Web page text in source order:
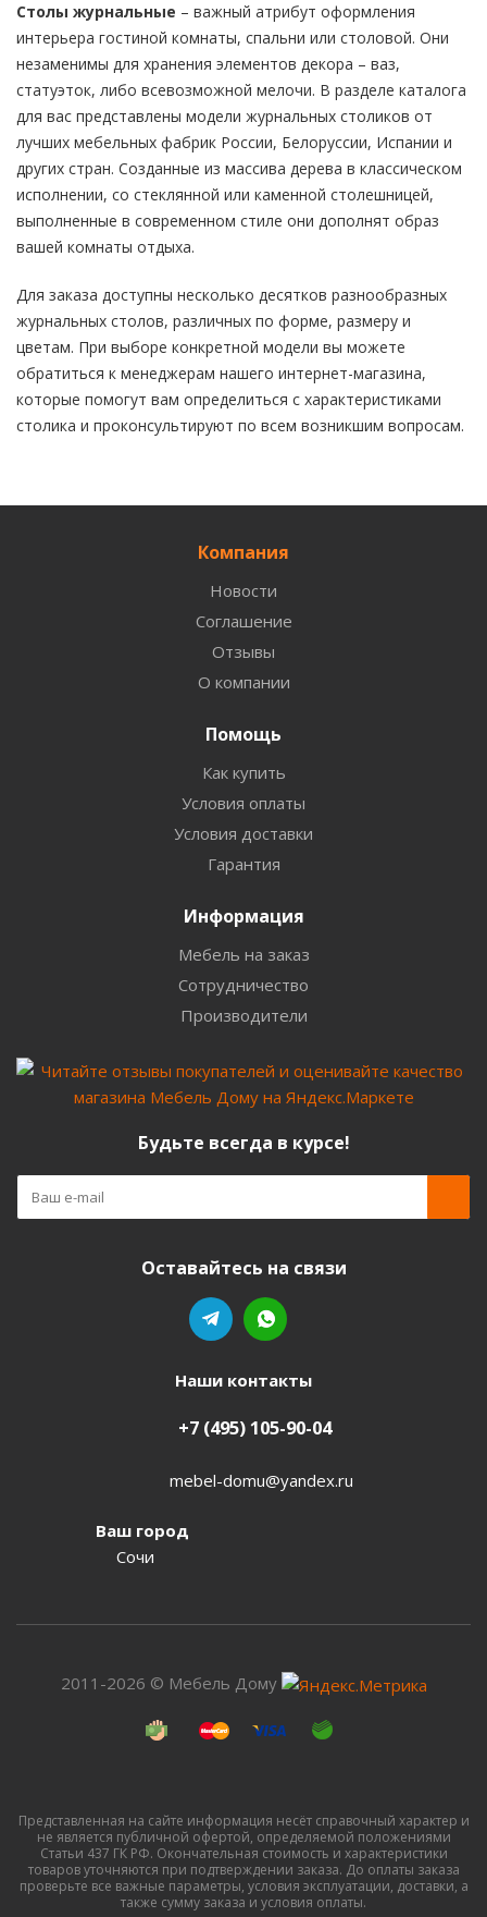
Столы журнальные – важный атрибут оформления
интерьера гостиной комнаты, спальни или столовой. Они
незаменимы для хранения элементов декора – ваз,
статуэток, либо всевозможной мелочи. В разделе каталога
для вас представлены модели журнальных столиков от
лучших мебельных фабрик России, Белоруссии, Испании и
других стран. Созданные из массива дерева в классическом
исполнении, со стеклянной или каменной столешницей,
выполненные в современном стиле они дополнят образ
вашей комнаты отдыха.
Для заказа доступны несколько десятков разнообразных
журнальных столов, различных по форме, размеру и
цветам. При выборе конкретной модели вы можете
обратиться к менеджерам нашего интернет-магазина,
которые помогут вам определиться с характеристиками
столика и проконсультируют по всем возникшим вопросам.
Компания
Новости
Соглашение
Отзывы
О компании
Помощь
Как купить
Условия оплаты
Условия доставки
Гарантия
Информация
Мебель на заказ
Сотрудничество
Производители
Будьте всегда в курсе!
Оставайтесь на связи
Наши контакты
+7 (495) 105-90-04
mebel-domu@yandex.ru
Ваш город
Сочи
2011-2026 © Мебель Дому
Представленная на сайте информация несёт справочный характер и
не является публичной офертой, определяемой положениями
Статьи 437 ГК РФ. Окончательная стоимость и характеристики
товаров уточняются при подтверждении заказа. До оплаты заказа
проверьте все важные параметры, условия эксплуатации, доставки, а
также сумму заказа и условия оплаты.